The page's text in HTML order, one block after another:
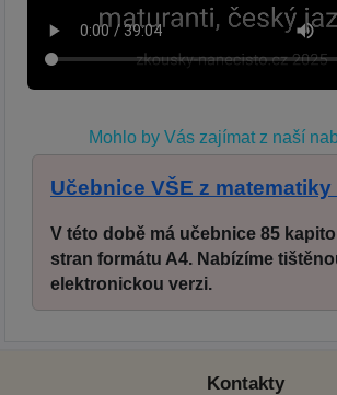
Mohlo by Vás zajímat z naší
Učebnice VŠE z matematiky
V této době má učebnice 85
stran formátu A4. Nabízíme
elektronickou verzi.
Kontakty